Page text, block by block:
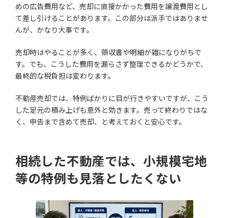
めの広告費用など、売却に直接かかった費用を譲渡費用とし
て差し引けることがあります。この部分は派手ではありませ
んが、かなり大事です。
売却時はやることが多く、領収書や明細が雑になりがちで
す。でも、こうした費用を漏らさず整理できるかどうかで、
最終的な税負担は変わります。
不動産売却では、特例ばかりに目が行きやすいですが、こう
した足元の積み上げも意外と効きます。売って終わりではな
く、申告まで含めて売却、と考えておくと安心です。
相続した不動産では、小規模宅地
等の特例も見落としたくない